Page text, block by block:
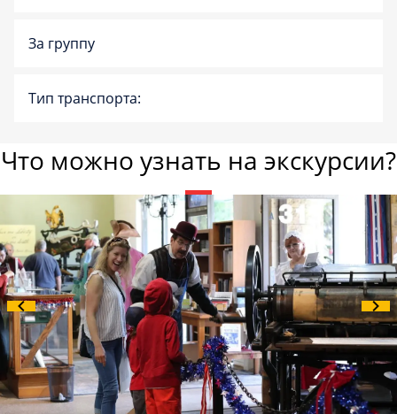
За группу
Тип транспорта:
Что можно узнать на экскурсии?